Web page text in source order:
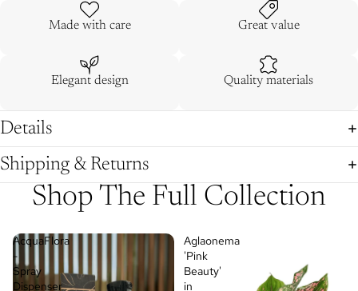
Made with care Great value
Elegant design Quality materials
Details
Shipping & Returns
Shop The Full Collection
AcquaFlora
-
Spray
Dispenser
Aglaonema
'Pink
Beauty'
in